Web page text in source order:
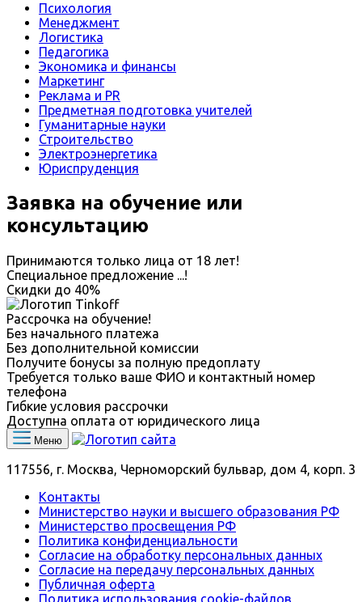
Психология
Менеджмент
Логистика
Педагогика
Экономика и финансы
Маркетинг
Реклама и PR
Предметная подготовка учителей
Гуманитарные науки
Строительство
Электроэнергетика
Юриспруденция
Заявка на обучение или
консультацию
Принимаются только лица от 18 лет!
Специальное предложение ...!
Скидки до 40%
Рассрочка на обучение!
Без начального платежа
Без дополнительной комиссии
Получите бонусы за полную предоплату
Требуется только ваше ФИО и контактный номер
телефона
Гибкие условия рассрочки
Доступна оплата от юридического лица
Меню
117556, г. Москва, Черноморский бульвар, дом 4, корп. 3
Контакты
Министерство науки и высшего образования РФ
Министерство просвещения РФ
Политика конфиденциальности
Согласие на обработку персональных данных
Согласие на передачу персональных данных
Публичная оферта
Политика использования сookie-файлов